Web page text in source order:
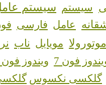
سیستم سیستم
عامل فارسی
موتورولا مویایل ناب
فون 7
ویندوز فون 8
گلکسی نکسوس